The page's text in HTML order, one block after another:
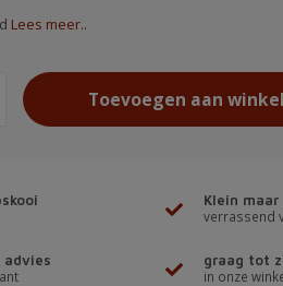
Lees meer..
Toevoegen aan
Klein maar
verrassend
advies
graag tot
in onze